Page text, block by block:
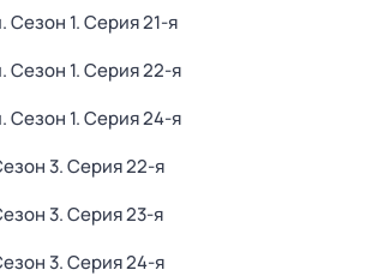
. Сезон 1. Серия 21-я
. Сезон 1. Серия 22-я
. Сезон 1. Серия 24-я
3. Серия 22-я
3. Серия 23-я
3. Серия 24-я